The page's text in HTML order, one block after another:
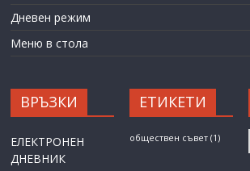
Дневен режим
Меню в стола
ВРЪЗКИ
ЕЛЕКТРОНЕН
ДНЕВНИК
ЕТИКЕТИ
обществен съвет (1)